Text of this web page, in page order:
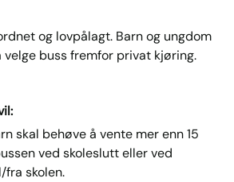
og lovpålagt. Barn og ungdom
buss fremfor privat kjøring.
skal behøve å vente mer enn 15
ved skoleslutt eller ved
fra skolen.